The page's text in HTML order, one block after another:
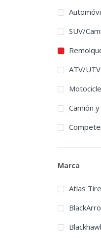
SUV/
ATV/UTV
Camión
Marca
Atlas